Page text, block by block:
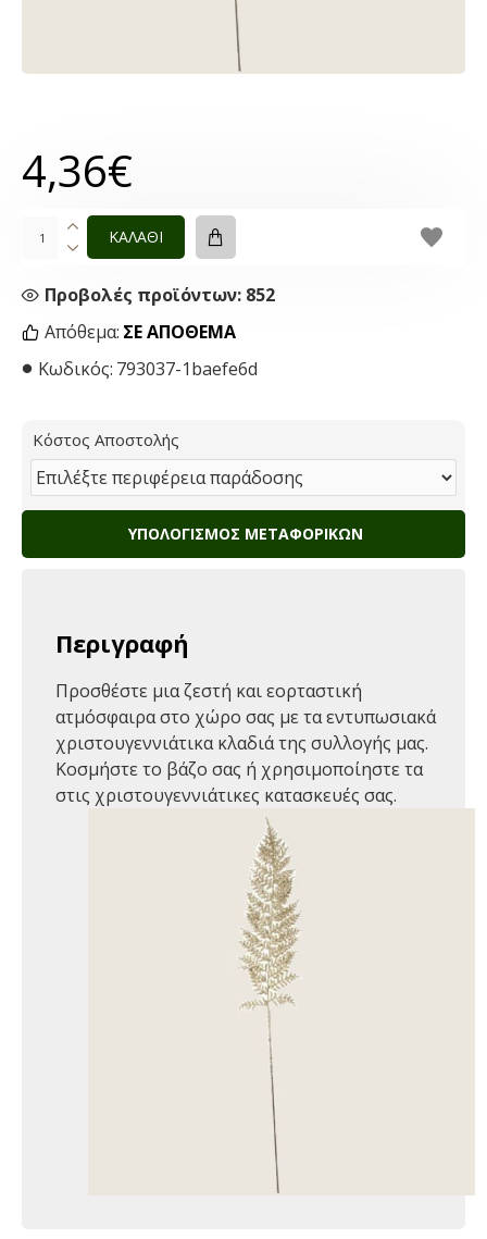
Απόθεμα: ΣΕ ΑΠΌΘΕΜΑ
Κωδικός: 793037-1baefe6d
Προβολές προϊόντων: 852
4,36€
ΚΑΛΑΘΙ
Κόστος Αποστολής
ΥΠΟΛΟΓΙΣΜΌΣ ΜΕΤΑΦΟΡΙΚΏΝ
Περιγραφή
Προσθέστε μια ζεστή και εορταστική
ατμόσφαιρα στο χώρο σας με τα εντυπωσιακά
χριστουγεννιάτικα κλαδιά της συλλογής μας.
Κοσμήστε το βάζο σας ή χρησιμοποίηστε τα
στις χριστουγεννιάτικες κατασκευές σας.